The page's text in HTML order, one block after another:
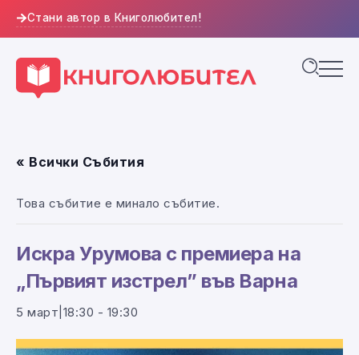
Стани автор в Книголюбител!
« Всички Събития
Това събитие е минало събитие.
Искра Урумова с премиера на
„Първият изстрел” във Варна
5 март|18:30 - 19:30